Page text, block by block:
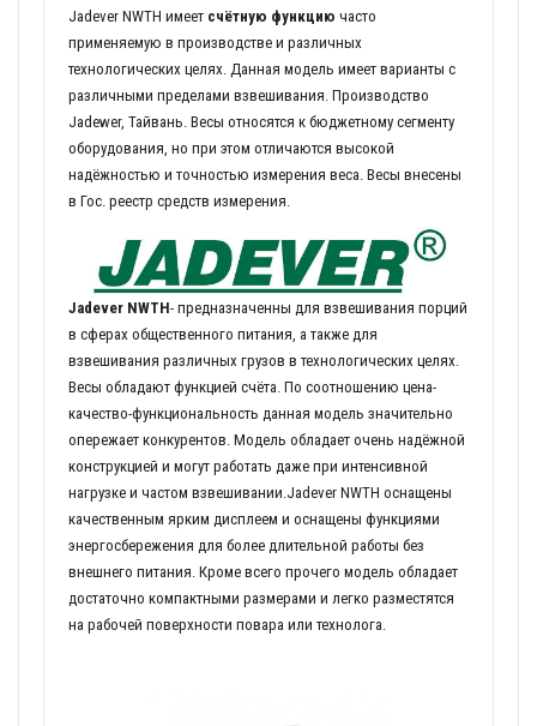
Jadever NWTH имеет счётную функцию часто
применяемую в производстве и различных
технологических целях. Данная модель имеет варианты с
различными пределами взвешивания. Производство
Jadewer, Тайвань. Весы относятся к бюджетному сегменту
оборудования, но при этом отличаются высокой
надёжностью и точностью измерения веса. Весы внесены
в Гос. реестр средств измерения.
Jadever NWTH- предназначенны для взвешивания порций
в сферах общественного питания, а также для
взвешивания различных грузов в технологических целях.
Весы обладают функцией счёта. По соотношению цена-
качество-функциональность данная модель значительно
опережает конкурентов. Модель обладает очень надёжной
конструкцией и могут работать даже при интенсивной
нагрузке и частом взвешивании.Jadever NWTH оснащены
качественным ярким дисплеем и оснащены функциями
энергосбережения для более длительной работы без
внешнего питания. Кроме всего прочего модель обладает
достаточно компактными размерами и легко разместятся
на рабочей поверхности повара или технолога.